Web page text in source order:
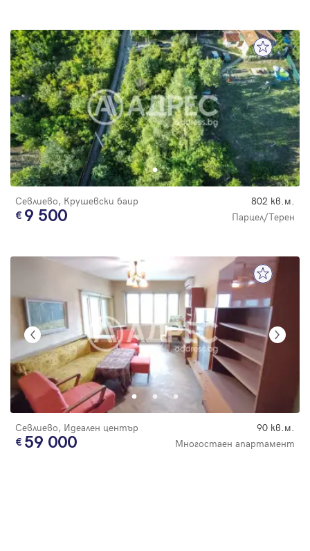
Севлиево, Крушевски баир 802 кв.м.
9 500 Парцел/Терен
Севлиево, Идеален център 90 кв.м.
59 000 Многостаен апартамент